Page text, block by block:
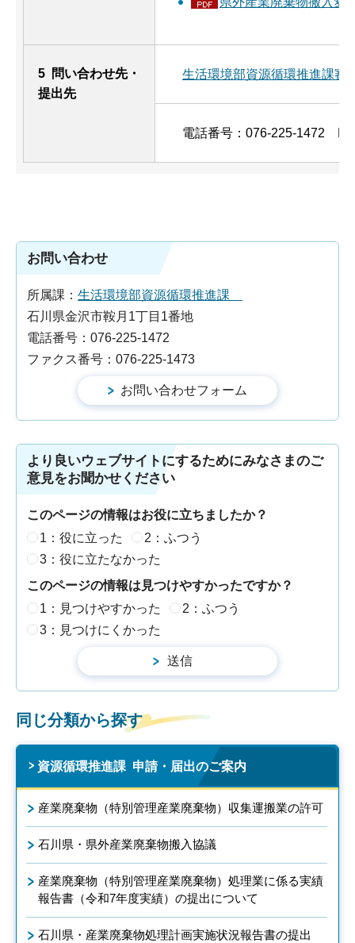
5 問い合わせ先・
提出先
生活環境部資源循環推進課審
電話番号：076-225-1472
お問い合わせ
所属課： 生活環境部資源循環推進課
石川県金沢市鞍月1丁目1番地
電話番号：076-225-1472
ファクス番号：076-225-1473
より良いウェブサイトにするためにみなさまのご
意見をお聞かせください
このページの情報はお役に立ちましたか？
1：役に立った
2：ふつう
3：役に立たなかった
このページの情報は見つけやすかったですか？
1：見つけやすかった
2：ふつう
3：見つけにくかった
同じ分類から探す
資源循環推進課 申請・届出のご案内
産業廃棄物（特別管理産業廃棄物）収集運搬業の許可
石川県・県外産業廃棄物搬入協議
産業廃棄物（特別管理産業廃棄物）処理業に係る実績
報告書（令和7年度実績）の提出について
石川県・産業廃棄物処理計画実施状況報告書の提出